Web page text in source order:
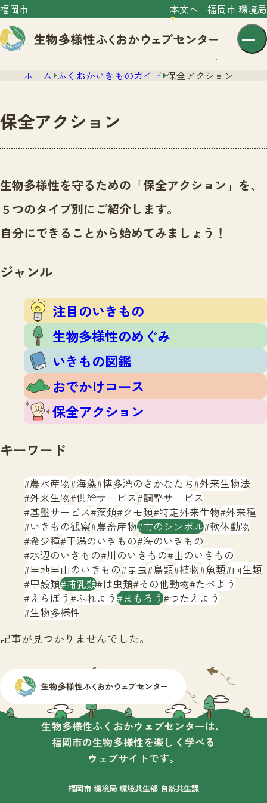
福岡市 本文へ 福岡市 環境局
文字サイズ 小 中 大
センター紹介
センター紹介TOP
サイトポリシー
ニュース
ニュースTOP
市の取組み
いきものガイド
注目のいきもの
いきもの図鑑
おでかけコース
保全アクション
調査レポート
調査レポートTOP
調査結果
ふくおかいきものマップ
マッチング
マッチングTOP
掲載申し込みフォーム
お問合せ
生物多様性ふくおかウェブセンターとは
サイトマップ
ホーム ふくおかいきものガイド 保全アクション
保全アクション
生物多様性を守るための「保全アクション」を、
５つのタイプ別にご紹介します。
自分にできることから始めてみましょう！
ジャンル
注目のいきもの
生物多様性のめぐみ
いきもの図鑑
おでかけコース
保全アクション
キーワード
農水産物 海藻 博多湾のさかなたち 外来生物法
外来生物 供給サービス 調整サービス
基盤サービス 藻類 クモ類 特定外来生物 外来種
いきもの観察 農畜産物 市のシンボル 軟体動物
希少種 干潟のいきもの 海のいきもの
水辺のいきもの 川のいきもの 山のいきもの
里地里山のいきもの 昆虫 鳥類 植物 魚類 両生類
甲殻類 哺乳類 は虫類 その他動物 たべよう
えらぼう ふれよう まもろう つたえよう
生物多様性
記事が見つかりませんでした。
生物多様性ふくおかウェブセンターは、
福岡市の生物多様性を楽しく学べる
ウェブサイトです。
福岡市 環境局 環境共生部 自然共生課